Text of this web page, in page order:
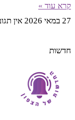
קרא עוד »
27 במאי 2026
אין
חדשות